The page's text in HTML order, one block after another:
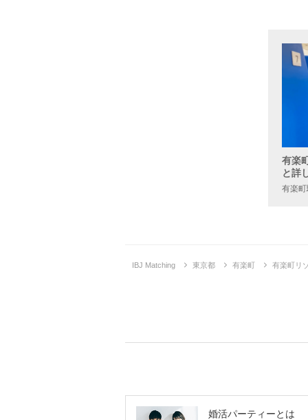
有楽
と詳
有楽
IBJ Matching 東京都 有楽町 有楽町リ
婚活パーティーとは